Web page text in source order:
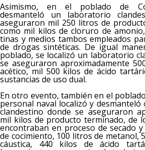
Asimismo, en el poblado de
desmanteló un laboratorio
aseguraron mil 250 litros de
como mil kilos de cloruro de
tinas y medios tambos empleados
de drogas sintéticas. De igual
poblado, se localizó un laboratorio
se aseguraron aproximadamente
acético, mil 500 kilos de ácido
sustancias de uso dual.
En otro evento, también en el
personal naval localizó y
clandestino donde se aseguraron
mil kilos de producto terminado, de
encontraban en proceso de secado
de cocimiento, 100 litros de metanol,
cáustica, 440 kilos de ácido